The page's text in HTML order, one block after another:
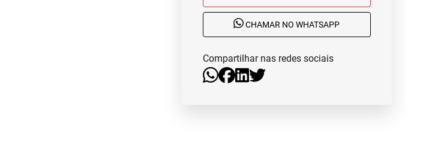
CHAMAR NO WHATSAPP
Compartilhar nas redes sociais